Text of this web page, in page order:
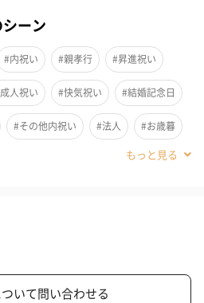
ーン
#内祝い #親孝行 #昇進祝い
人祝い #快気祝い #結婚記念日
#その他内祝い #法人 #お歳暮
#出産祝い
祝い #男子大学生
いて問い合わせる